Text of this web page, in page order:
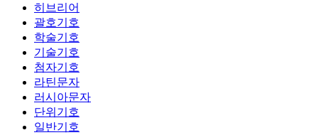
히브리어
괄호기호
학술기호
기술기호
첨자기호
라틴문자
러시아문자
단위기호
일반기호